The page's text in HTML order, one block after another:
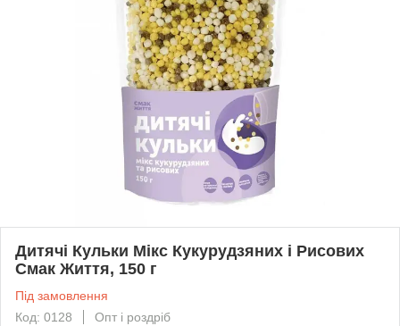
Дитячі Кульки Мікс Кукурудзяних і Рисових
Смак Життя, 150 г
Під замовлення
Код: 0128
Опт і роздріб